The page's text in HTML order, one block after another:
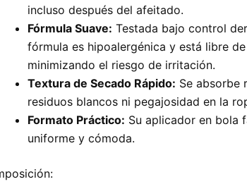
incluso después del afeitado.
Fórmula Suave: Testada bajo control
fórmula es hipoalergénica y está libre
minimizando el riesgo de irritación.
Textura de Secado Rápido: Se absorbe
residuos blancos ni pegajosidad en la
Formato Práctico: Su aplicador en bola
uniforme y cómoda.